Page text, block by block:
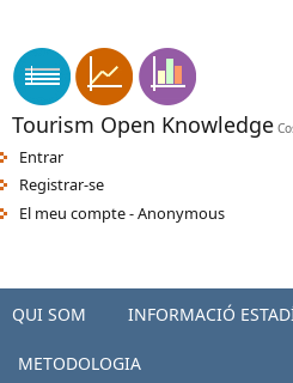
Tourism Open Knowledge
Entrar
Registrar-se
El meu compte - Anonymous
QUI SOM INFORMACIÓ
METODOLOGIA